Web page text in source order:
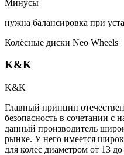
Минусы
нужна балансировка при
Колёсные диски Neo Wheels
K&K
K&K
Главный принцип
безопасность в сочетании
данный производитель
рынке. У него имеется
для колес диаметром от 13